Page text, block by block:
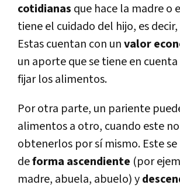
cotidianas que hace la madre o
tiene el cuidado del hijo, es
Estas cuentan con unvalor
un aporte que se tiene en
fijar los alimentos.
Por otra parte, un pariente
alimentos a otro, cuando este
obtenerlos por sí mismo. Este
deforma ascendiente (por
madre, abuela, abuelo) y